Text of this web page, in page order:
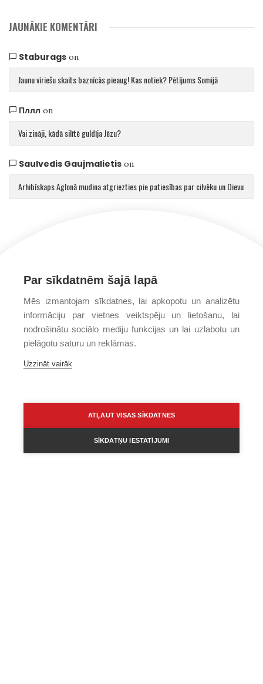
JAUNĀKIE KOMENTĀRI
Staburagson
Jaunu vīriešu skaits baznīcās pieaug! Kas notiek? Pētījums Somijā
Пллл on
Vai zināji, kādā silītē guldīja Jēzu?
Saulvedis Gaujmalietison
Arhibīskaps Aglonā mudina atgriezties pie patiesības par cilvēku un Dievu
Par sīkdatnēm šajā lapā
Mēs izmantojam sīkdatnes, lai apkopotu un analizētu
informāciju par vietnes veiktspēju un lietošanu, lai
nodrošinātu sociālo mediju funkcijas un lai uzlabotu un
pielāgotu saturu un reklāmas.
Uzzināt vairāk
ATĻAUT VISAS SĪKDATNES
SĪKDATŅU IESTATĪJUMI